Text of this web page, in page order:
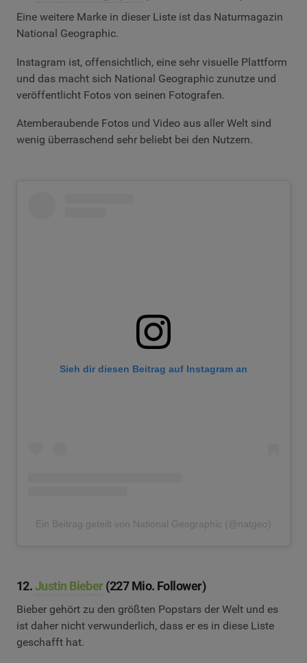
Eine weitere Marke in dieser Liste ist das Naturmagazin
National Geographic.
Instagram ist, offensichtlich, eine sehr visuelle Plattform
und das macht sich National Geographic zunutze und
veröffentlicht Fotos von seinen Fotografen.
Atemberaubende Fotos und Video aus aller Welt sind
wenig überraschend sehr beliebt bei den Nutzern.
Sieh dir diesen Beitrag auf Instagram an
Ein Beitrag geteilt von National Geographic (@natgeo)
12.Justin Bieber(227 Mio. Follower)
Bieber gehört zu den größten Popstars der Welt und es
ist daher nicht verwunderlich, dass er es in diese Liste
geschafft hat.